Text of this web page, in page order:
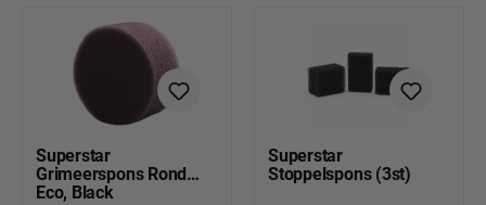
Superstar
Grimeerspons Rond
Eco, Black
Superstar
Stoppelspons (3st)